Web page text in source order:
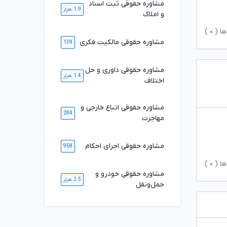
( ۰
( ۰
مشاوره حقوقی ثبت اسناد
و املاک
1.9 هزار
مشاوره حقوقی مالکیت فکری 138
مشاوره حقوقی داوری و حل
اختلاف
1.4 هزار
مشاوره حقوقی اتباع خارجی و
مهاجرت
284
مشاوره حقوقی اجرای احکام 958
مشاوره حقوقی خودرو و
حمل‌ونقل
2.5 هزار